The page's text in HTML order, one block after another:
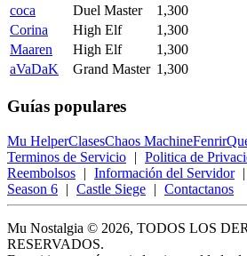
coca
Duel Master
1,300
Corina
High Elf
1,300
Maaren
High Elf
1,300
aVaDaK
Grand Master 1,300
Guías populares
Mu HelperClasesChaos MachineFenrir
Terminos de Servicio | Politica de
Reembolsos | Información del Servidor |
Season 6 | Castle Siege | Contactanos
Mu Nostalgia © 2026, TODOS LOS
RESERVADOS.